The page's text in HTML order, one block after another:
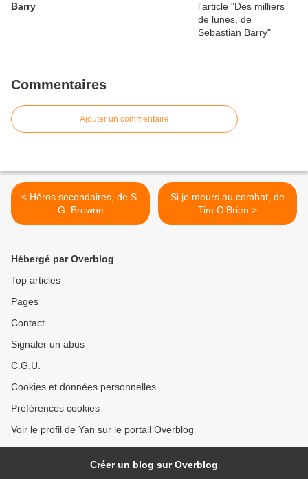
Barry
Commentaires
Ajouter un commentaire
< Héros secondaires, de S.
G. Browne
Si je meurs au combat, de
Tim O’Brien >
Hébergé par Overblog
Top articles
Pages
Contact
Signaler un abus
C.G.U.
Cookies et données personnelles
Préférences cookies
Voir le profil de Yan sur le portail Overblog
Créer un blog sur Overblog